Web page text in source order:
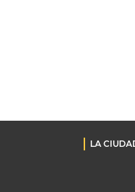
LA